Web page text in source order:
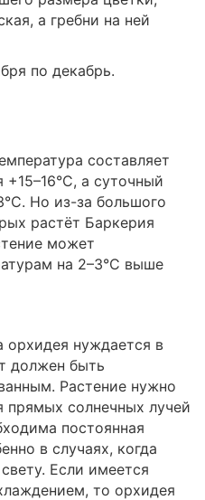
а гребни на ней
по декабрь.
составляет
+15–16°C, а суточный
Но из-за большого
растёт Баркерия
может
на 2–3°C выше
нуждается в
должен быть
Растение нужно
прямых солнечных лучей
постоянная
в случаях, когда
Если имеется
то орхидея